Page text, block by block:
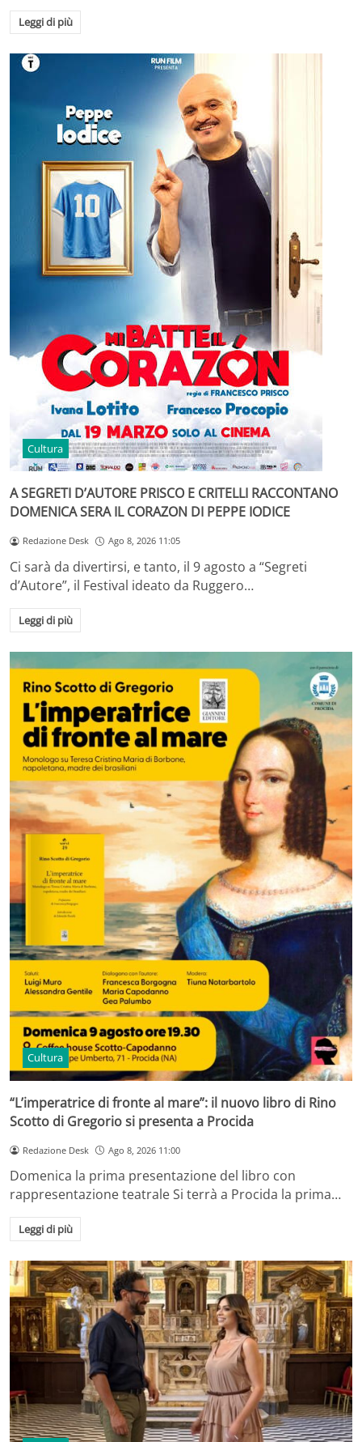
Leggi di più
Cultura
A SEGRETI D’AUTORE PRISCO E CRITELLI RACCONTANO
DOMENICA SERA IL CORAZON DI PEPPE IODICE
Redazione Desk Ago 8, 2026 11:05
Ci sarà da divertirsi, e tanto, il 9 agosto a “Segreti
d’Autore”, il Festival ideato da Ruggero…
Leggi di più
Cultura
“L’imperatrice di fronte al mare”: il nuovo libro di Rino
Scotto di Gregorio si presenta a Procida
Redazione Desk Ago 8, 2026 11:00
Domenica la prima presentazione del libro con
rappresentazione teatrale Si terrà a Procida la prima…
Leggi di più